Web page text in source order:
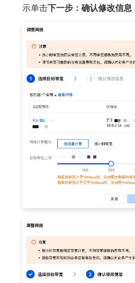
示单击下一步：确认修改信息